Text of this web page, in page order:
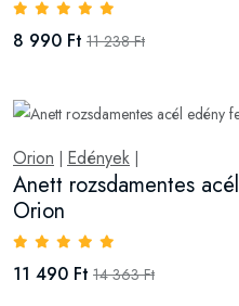
8 990 Ft 11 238 Ft
Orion Edények
Anett rozsdamentes
Orion
11 490 Ft 14 363 Ft